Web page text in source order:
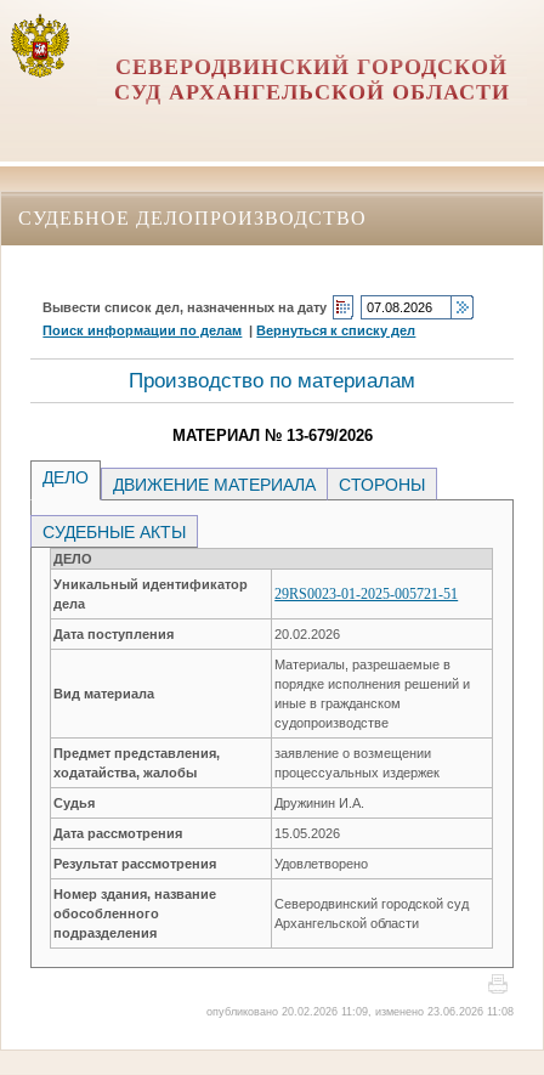
СЕВЕРОДВИНСКИЙ ГОРОДСКОЙ
СУД АРХАНГЕЛЬСКОЙ ОБЛАСТИ
СУДЕБНОЕ ДЕЛОПРОИЗВОДСТВО
Вывести список дел, назначенных на дату
Поиск информации по делам |Вернуться к списку дел
Производство по материалам
МАТЕРИАЛ № 13-679/2026
ДЕЛО ДВИЖЕНИЕ МАТЕРИАЛА СТОРОНЫ
СУДЕБНЫЕ АКТЫ
ДЕЛО
Уникальный идентификатор
дела
29RS0023-01-2025-005721-51
Дата поступления 20.02.2026
Вид материала
Материалы, разрешаемые в
порядке исполнения решений и
иные в гражданском
судопроизводстве
Предмет представления,
ходатайства, жалобы
заявление о возмещении
процессуальных издержек
Судья Дружинин И.А.
Дата рассмотрения 15.05.2026
Результат рассмотрения Удовлетворено
Номер здания, название
обособленного
подразделения
Северодвинский городской суд
Архангельской области
опубликовано 20.02.2026 11:09, изменено 23.06.2026 11:08